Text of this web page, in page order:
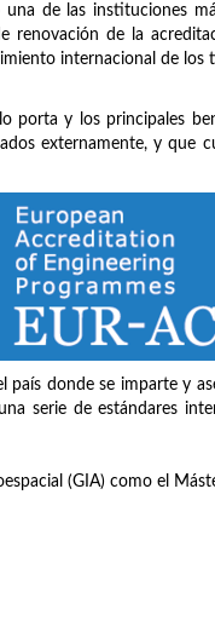
de las instituciones
renovación de la
internacional de los
y los principales
externamente, y que
donde se imparte y
serie de estándares
(GIA) como el